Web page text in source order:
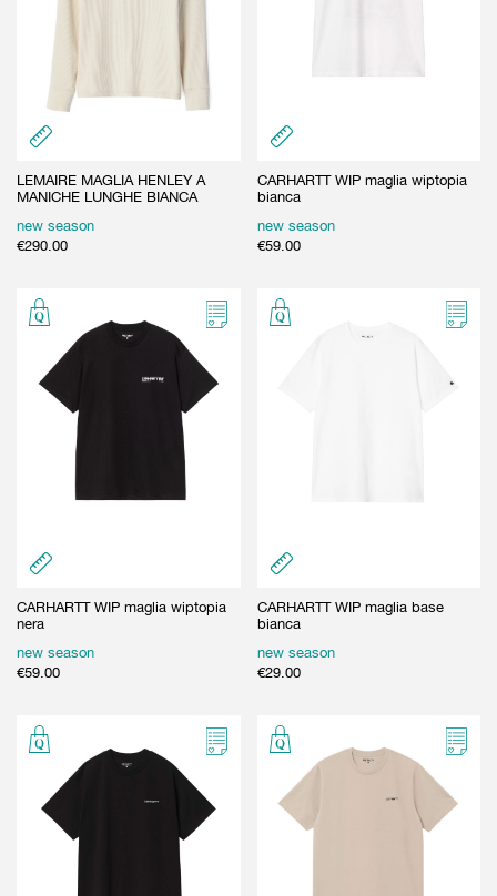
LEMAIRE MAGLIA HENLEY A
MANICHE LUNGHE BIANCA
new season
€290.00
CARHARTT WIP maglia wiptopia
bianca
new season
€59.00
CARHARTT WIP maglia wiptopia
nera
new season
€59.00
CARHARTT WIP maglia base
bianca
new season
€29.00